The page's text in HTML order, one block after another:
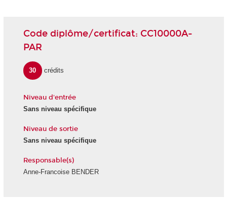
Code diplôme/certificat: CC10000A-
PAR
30 crédits
Niveau d'entrée
Sans niveau spécifique
Niveau de sortie
Sans niveau spécifique
Responsable(s)
Anne-Francoise BENDER